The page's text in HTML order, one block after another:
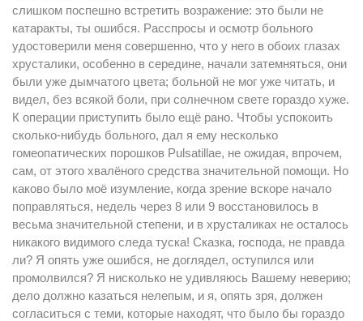
слишком поспешно встретить возражение: это были не
катаракты, ты ошибся. Расспросы и осмотр больного
удостоверили меня совершенно, что у него в обоих глазах
хрусталики, особенно в середине, начали затемняться, они
были уже дымчатого цвета; больной не мог уже читать, и
видел, без всякой боли, при солнечном свете гораздо хуже.
К операции приступить было ещё рано. Чтобы успокоить
сколько-нибудь больного, дал я ему несколько
гомеопатических порошков Pulsatillaе, не ожидая, впрочем,
сам, от этого хвалёного средства значительной помощи. Но
каково было моё изумление, когда зрение вскоре начало
поправляться, недель через 8 или 9 восстановилось в
весьма значительной степени, и в хрусталиках не осталось
никакого видимого следа туска! Сказка, господа, не правда
ли? Я опять уже ошибся, не доглядел, оступился или
промолвился? Я нисколько не удивляюсь Вашему неверию;
дело должно казаться нелепым, и я, опять зря, должен
согласиться с теми, которые находят, что было бы гораздо